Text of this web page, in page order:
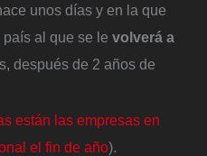
unos días y en la que
al que se le volverá a
después de 2 años de
están las empresas en
el fin de año).